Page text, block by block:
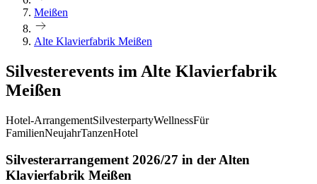
Meißen
Alte Klavierfabrik Meißen
Silvesterevents im Alte Klavierfabrik
Meißen
Hotel-ArrangementSilvesterpartyWellnessFür
FamilienNeujahrTanzenHotel
Silvesterarrangement 2026/27 in der Alten
Klavierfabrik Meißen